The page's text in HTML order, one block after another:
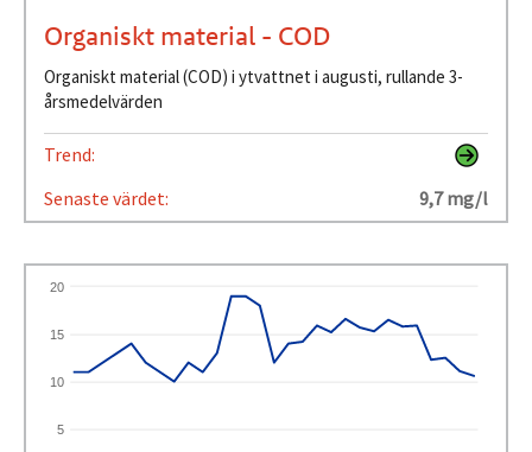
Organiskt material - COD
Organiskt material (COD) i ytvattnet i augusti, rullande 3-
årsmedelvärden
Trend:
Senaste värdet:
9,7 mg/l
5
10
15
20